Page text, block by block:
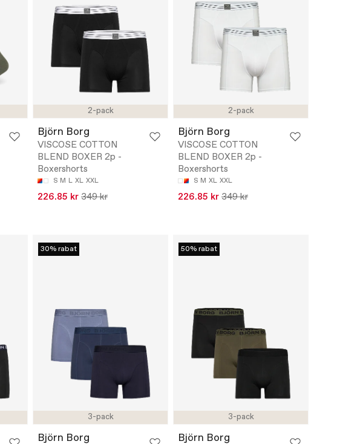
2-pack
Björn Borg
VISCOSE COTTON
BLEND BOXER 2p -
Boxershorts
S M L XL XXL
226.85 kr 349 kr
2-pack
Björn Borg
VISCOSE COTTON
BLEND BOXER 2p -
Boxershorts
S M XL XXL
226.85 kr 349 kr
3-pack
30% rabat
Björn Borg
3-pack
50% rabat
Björn Borg